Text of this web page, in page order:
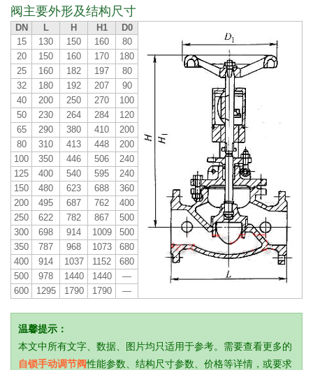
阀主要外形及结构尺寸
DN L H H1
D0
15
130 150 160
80
20
150 160 170
180
25
160 182 197
80
32
180 192 207
90
40
200 250 270
100
50
230 264 284
120
65
290 380 410
200
80
310 413 448
200
100
350 446 506
240
125
400 540 595
240
150
480 623 688
360
200
495 687 762
400
250
622 782 867
500
300
698 914 1009
500
350
787 968 1073
680
400
914 1037 1152
680
500
978 1440 1440
—
600
1295 1790 1790 —
温馨提示：
本文中所有文字、数据、图片均只适用于参考。需要查看更多的
自锁手动调节阀性能参数、结构尺寸参数、价格等详情，或要求